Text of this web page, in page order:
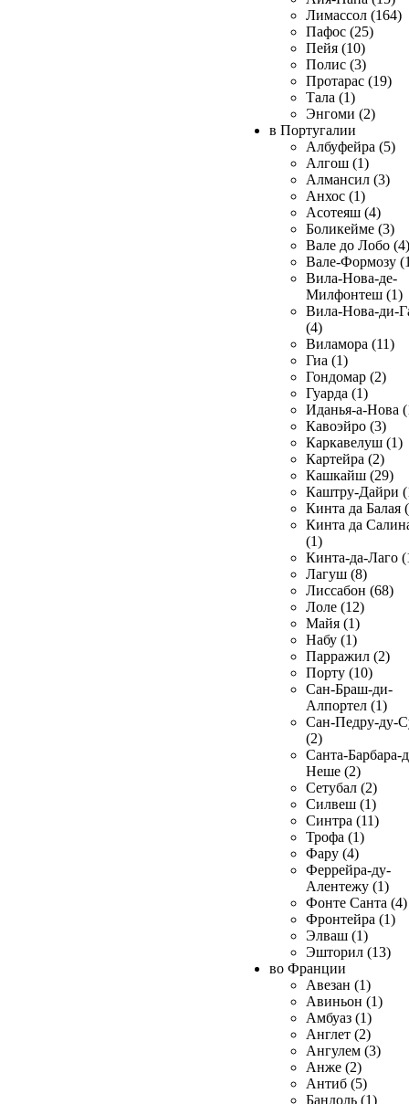
Лимассол (164)
Пафос (25)
Пейя (10)
Полис (3)
Протарас (19)
Тала (1)
Энгоми (2)
в Португалии
Албуфейра (5)
Алгош (1)
Алмансил (3)
Анхос (1)
Асотеяш (4)
Боликейме (3)
Вале до Лобо (4)
Вале-Формозу
Вила-Нова-де-
Милфонтеш (1)
Вила-Нова-ди-
(4)
Виламора (11)
Гиа (1)
Гондомар (2)
Гуарда (1)
Иданья-а-Нова
Кавоэйро (3)
Каркавелуш (1)
Картейра (2)
Кашкайш (29)
Каштру-Дайри
Кинта да Балая
Кинта да
(1)
Кинта-да-Лаго
Лагуш (8)
Лиссабон (68)
Лоле (12)
Майя (1)
Набу (1)
Парражил (2)
Порту (10)
Сан-Браш-ди-
Алпортел (1)
Сан-Педру-ду-
(2)
Санта-Барбара-
Неше (2)
Сетубал (2)
Силвеш (1)
Синтра (11)
Трофа (1)
Фару (4)
Феррейра-ду-
Алентежу (1)
Фонте Санта (4)
Фронтейра (1)
Элваш (1)
Эшторил (13)
во Франции
Авезан (1)
Авиньон (1)
Амбуаз (1)
Англет (2)
Ангулем (3)
Анже (2)
Антиб (5)
Бандоль (1)